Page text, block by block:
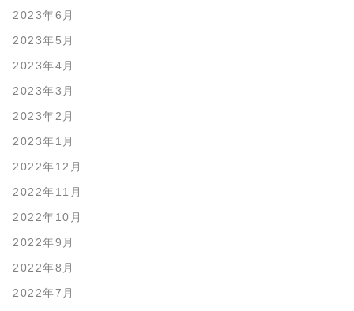
2023年6月
2023年5月
2023年4月
2023年3月
2023年2月
2023年1月
2022年12月
2022年11月
2022年10月
2022年9月
2022年8月
2022年7月